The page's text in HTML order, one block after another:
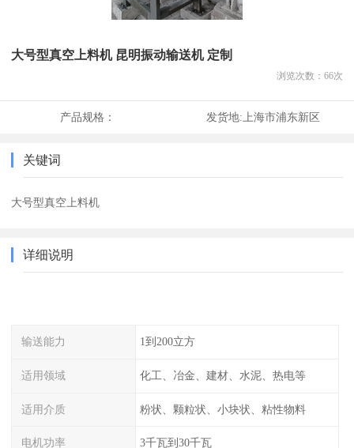
大号型真空上料机 昆明振动输送机 定制
浏览次数： 66次
产品规格： 发货地: 上海市浦东新区
关键词
大号型真空上料机
详细说明
输送能力 1到200立方
适用领域 化工、冶金、建材、水泥、热电等
适用介质 粉状、颗粒状、小块状、粘性物料
电机功率 3千瓦到30千瓦